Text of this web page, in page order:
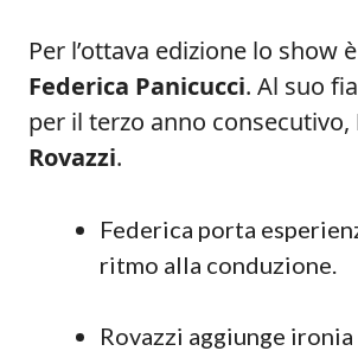
Per l’ottava edizione lo show
Federica Panicucci. Al suo
per il terzo anno consecutivo,
Rovazzi.
Federica porta
ritmo alla conduzione.
Rovazzi aggiunge ironia